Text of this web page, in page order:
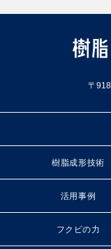
〒
樹脂成形技術
活用事例
フクビの力